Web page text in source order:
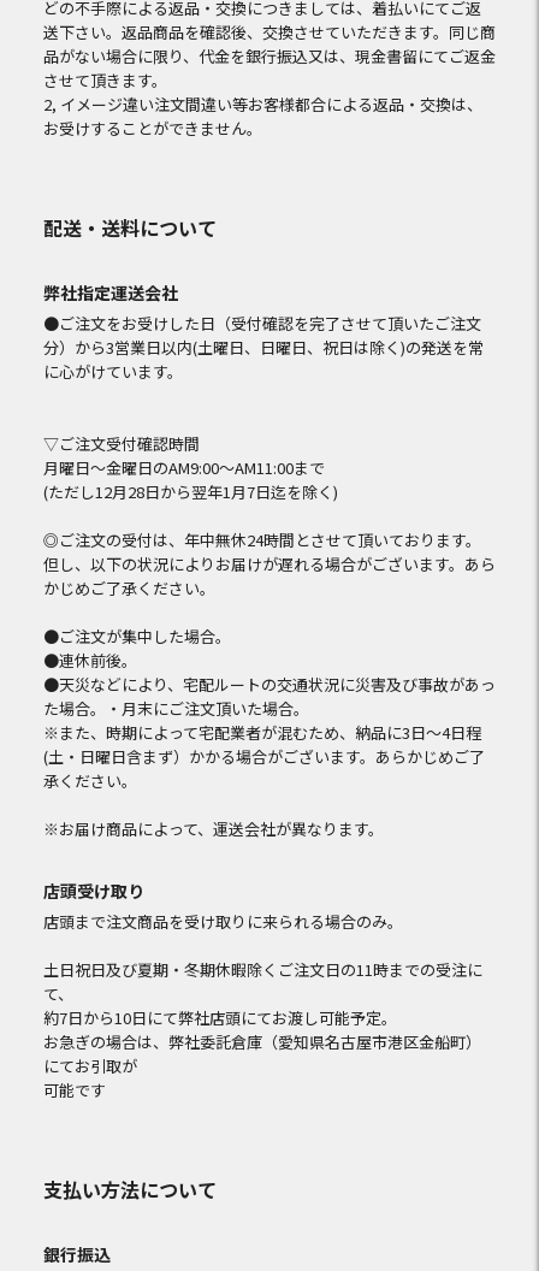
どの不手際による返品・交換につきましては、着払いにてご返
送下さい。返品商品を確認後、交換させていただきます。同じ商
品がない場合に限り、代金を銀行振込又は、現金書留にてご返金
させて頂きます。
2, イメージ違い注文間違い等お客様都合による返品・交換は、
お受けすることができません。
配送・送料について
弊社指定運送会社
●ご注文をお受けした日（受付確認を完了させて頂いたご注文
分）から3営業日以内(土曜日、日曜日、祝日は除く)の発送を常
に心がけています。
▽ご注文受付確認時間
月曜日～金曜日のAM9:00～AM11:00まで
(ただし12月28日から翌年1月7日迄を除く)
◎ご注文の受付は、年中無休24時間とさせて頂いております。
但し、以下の状況によりお届けが遅れる場合がございます。あら
かじめご了承ください。
●ご注文が集中した場合。
●連休前後。
●天災などにより、宅配ルートの交通状況に災害及び事故があっ
た場合。・月末にご注文頂いた場合。
※また、時期によって宅配業者が混むため、納品に3日～4日程
(土・日曜日含まず）かかる場合がございます。あらかじめご了
承ください。
※お届け商品によって、運送会社が異なります。
店頭受け取り
店頭まで注文商品を受け取りに来られる場合のみ。
土日祝日及び夏期・冬期休暇除くご注文日の11時までの受注に
て、
約7日から10日にて弊社店頭にてお渡し可能予定。
お急ぎの場合は、弊社委託倉庫（愛知県名古屋市港区金船町）
にてお引取が
可能です
支払い方法について
銀行振込